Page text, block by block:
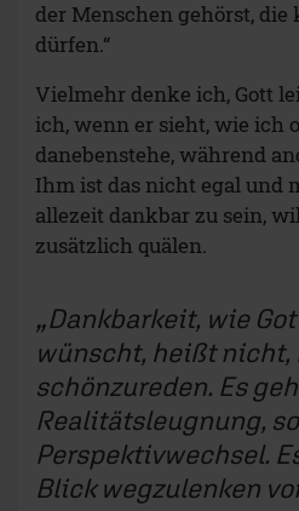
der Menschen gehörst, die
dürfen.“
Vielmehr denke ich, Gott
ich, wenn er sieht, wie ich
danebenstehe, während
Ihm ist das nicht egal und
allezeit dankbar zu sein,
zusätzlich quälen.
Dankbarkeit, wie
wünscht, heißt nicht,
schönzureden. Es
Realitätsleugnung,
Perspektivwechsel.
Blick wegzulenken